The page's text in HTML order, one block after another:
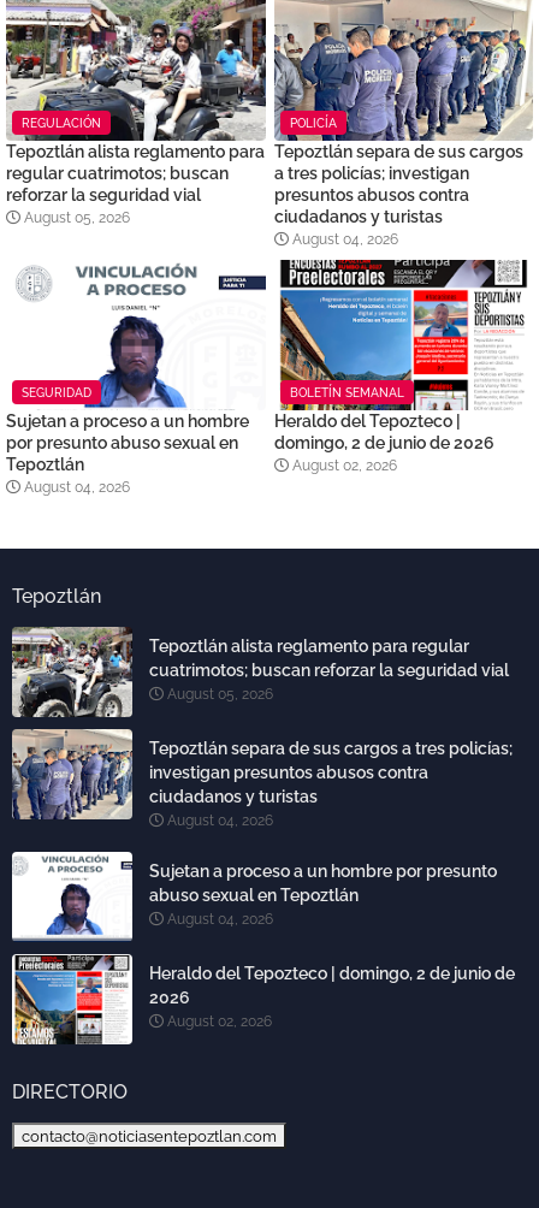
REGULACIÓN
Tepoztlán alista reglamento para
regular cuatrimotos; buscan
reforzar la seguridad vial
August 05, 2026
POLICÍA
Tepoztlán separa de sus cargos
a tres policías; investigan
presuntos abusos contra
ciudadanos y turistas
August 04, 2026
SEGURIDAD
Sujetan a proceso a un hombre
por presunto abuso sexual en
Tepoztlán
August 04, 2026
BOLETÍN SEMANAL
Heraldo del Tepozteco |
domingo, 2 de junio de 2026
August 02, 2026
Tepoztlán
Tepoztlán alista reglamento para regular
cuatrimotos; buscan reforzar la seguridad vial
August 05, 2026
Tepoztlán separa de sus cargos a tres policías;
investigan presuntos abusos contra
ciudadanos y turistas
August 04, 2026
Sujetan a proceso a un hombre por presunto
abuso sexual en Tepoztlán
August 04, 2026
Heraldo del Tepozteco | domingo, 2 de junio de
2026
August 02, 2026
DIRECTORIO
contacto@noticiasentepoztlan.com